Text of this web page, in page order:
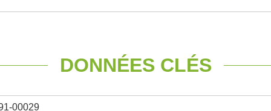
DONNÉES CLÉS
00029